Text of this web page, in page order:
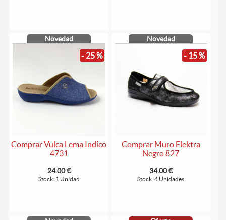
Novedad
- 25 %
Comprar Vulca Lema Indico
4731
24.00 €
Stock: 1 Unidad
Novedad
- 15 %
Comprar Muro Elektra
Negro 827
34.00 €
Stock: 4 Unidades